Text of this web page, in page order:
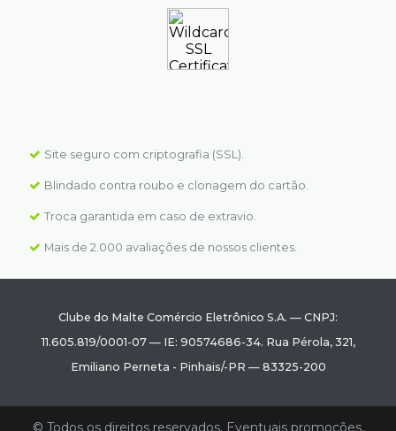
Site seguro com criptografia (SSL).
Blindado contra roubo e clonagem do cartão.
Troca garantida em caso de extravio.
Mais de 2.000 avaliações de nossos clientes.
Clube do Malte Comércio Eletrônico S.A. — CNPJ:
11.605.819/0001-07— IE: 90574686-34. Rua Pérola, 321,
Emiliano Perneta - Pinhais/-PR — 83325-200
© Todos os direitos reservados. Eventuais promoções,